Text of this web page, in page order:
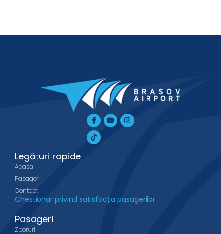
Facebook-
f
YoutubeInstagram
Tiktok
Legături rapide
Acasă
Pasageri
Contact
Chestionar privind satisfacția pasagerilor
Pasageri
Zboruri